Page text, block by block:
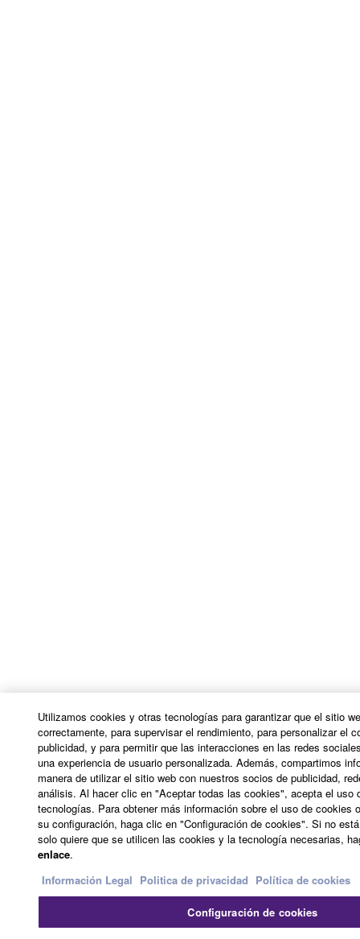
Utilizamos cookies y otras tecnologías para garantizar que el sitio
correctamente, para supervisar el rendimiento, para personalizar el
publicidad, y para permitir que las interacciones en las redes
una experiencia de usuario personalizada. Además, compartimos
manera de utilizar el sitio web con nuestros socios de publicidad,
análisis. Al hacer clic en "Aceptar todas las cookies", acepta el uso
tecnologías. Para obtener más información sobre el uso de cookies
su configuración, haga clic en "Configuración de cookies". Si no
solo quiere que se utilicen las cookies y la tecnología necesarias,
enlace.
Información Legal Politica de privacidad Política de cookies
Configuración de cookies